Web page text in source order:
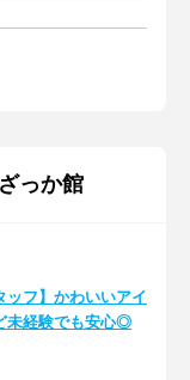
っか館
ッフ】かわいいアイ
未経験でも安心◎